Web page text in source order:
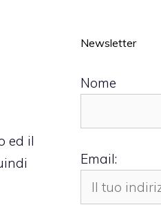
ed il
Newsletter
Nome
Email: